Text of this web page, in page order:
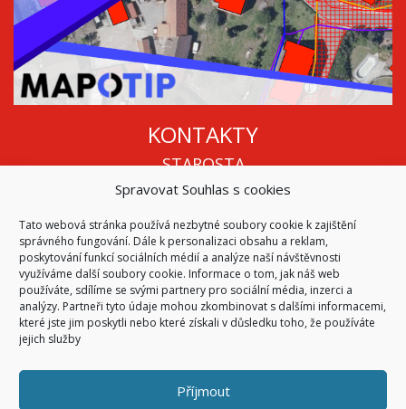
Spravovat Souhlas s cookies
Tato webová stránka používá nezbytné soubory cookie k zajištění
správného fungování. Dále k personalizaci obsahu a reklam,
poskytování funkcí sociálních médií a analýze naší návštěvnosti
využíváme další soubory cookie. Informace o tom, jak náš web
používáte, sdílíme se svými partnery pro sociální média, inzerci a
analýzy. Partneři tyto údaje mohou zkombinovat s dalšími informacemi,
které jste jim poskytli nebo které získali v důsledku toho, že používáte
jejich služby
Příjmout
KONTAKTY
STAROSTA
Mgr. Roman Vala
info@oukojetice.cz
ÚŘEDNÍ HODINY
Po, St: 15:30 - 16:30
Všechny kontakty | Kde nás najdete